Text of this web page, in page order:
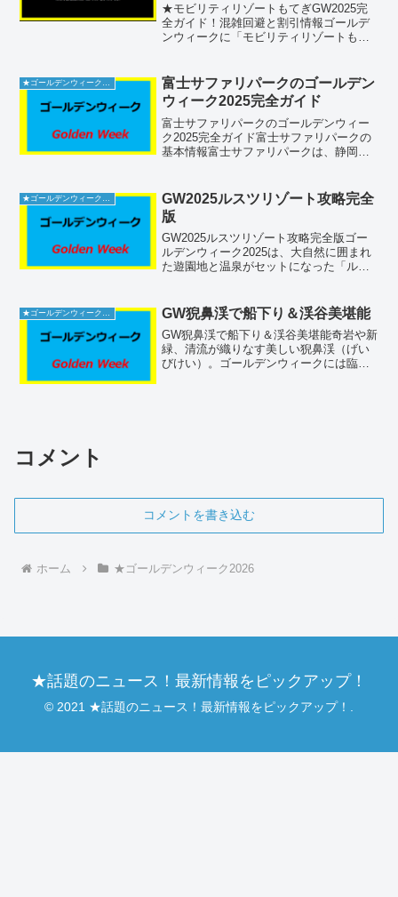
★モビリティリゾートもてぎGW2025完
全ガイド！混雑回避と割引情報ゴールデ
ンウィークに「モビリティリゾートもて
報、駐車場のポイントをはじめ、アクセ
ス情報やおすすめの楽...
★ゴールデンウィーク2026
富士サファリパークのゴールデン
ウィーク2025完全ガイド
富士サファリパークのゴールデンウィー
ク2025完全ガイド富士サファリパークの
基本情報富士サファリパークは、静岡県
は、ライオンやキリンなどの動物を間近
で観察できるため、多く...
GW2025ルスツリゾート攻略完全
版
GW2025ルスツリゾート攻略完全版ゴー
ルデンウィーク2025は、大自然に囲まれ
た遊園地と温泉がセットになった「ルス
園地では、さまざまなアトラクションや
羊蹄ゴンドラ...
★ゴールデンウィーク2026 GW猊鼻渓で船下り＆渓谷美堪能
GW猊鼻渓で船下り＆渓谷美堪能奇岩や新
緑、清流が織りなす美しい猊鼻渓（げい
びけい）。ゴールデンウィークには臨時
コメント
コメントを書き込む
ホーム ★ゴールデンウィーク2026
★話題のニュース！最新情報をピックアップ！
© 2021 ★話題のニュース！最新情報をピックアップ！.